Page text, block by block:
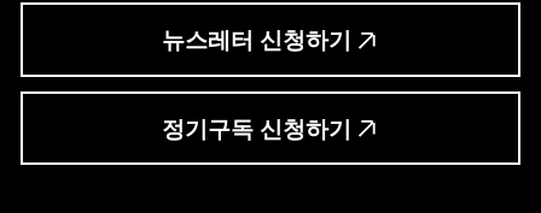
뉴스레터 신청하기
정기구독 신청하기